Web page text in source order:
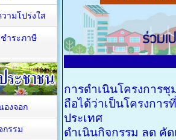
การดำเนินโครงการ
ถือได้ว่าเป็นโครงกา
ประเทศ
ดำเนินกิจกรรม ลด คั
ามโปร่งใส
ำระภาษี
องจอก
กรรม